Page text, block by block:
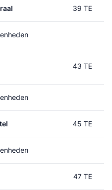
39 TE
43 TE
45 TE
47 TE